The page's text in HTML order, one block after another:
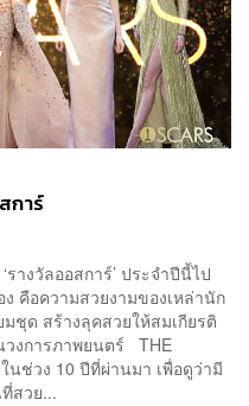
การ์
างวัลออสการ์’ ประจำปีนี้ไป
คือความสวยงามของเหล่านัก
ชุด สร้างลุคสวยให้สมเกียรติ
วงการภาพยนตร์ THE
นช่วง 10 ปีที่ผ่านมา เพื่อดูว่ามี
สวย...